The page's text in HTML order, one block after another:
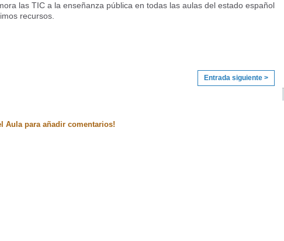
las TIC a la enseñanza pública en todas las aulas del estado español
recursos.
Entrada siguiente >
Aula para añadir comentarios!